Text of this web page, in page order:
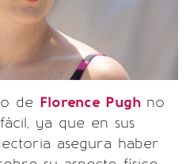
de Florence Pugh no
ya que en sus
asegura haber